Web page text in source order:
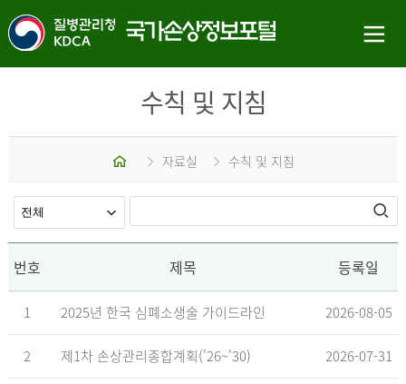
수칙 및 지침
자료실 수칙 및 지침
번호 제목 등록일
1 2025년 한국 심폐소생술 가이드라인 2026-08-05
2 제1차 손상관리종합계획('26~'30) 2026-07-31